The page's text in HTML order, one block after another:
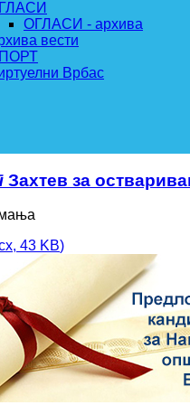
ОГЛАСИ - архива
вести
Врбас
Захтев за
43 KB)